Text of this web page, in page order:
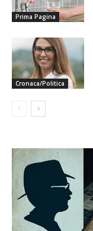
Prima Pagina
Cronaca/Politica